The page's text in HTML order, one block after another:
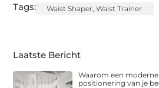
Tags: Waist Shaper ,Waist Trainer
Laatste Bericht
Waarom een
positionering van je